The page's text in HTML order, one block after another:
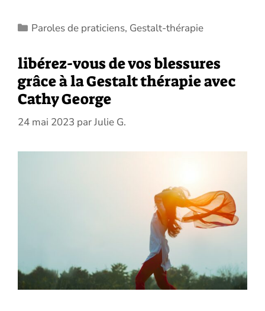
Catégories
Paroles de praticiens, Gestalt-thérapie
libérez-vous de vos blessures
grâce à la Gestalt thérapie avec
Cathy George
24 mai 2023 parJulie G.